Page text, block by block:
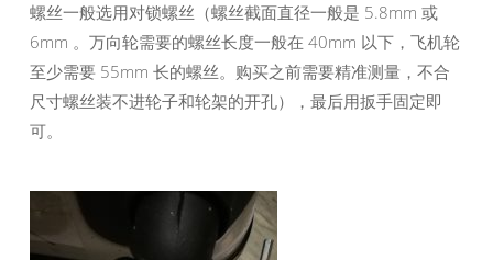
螺丝一般选用对锁螺丝（螺丝截面直径一般是 5.8mm 或
6mm 。万向轮需要的螺丝长度一般在 40mm 以下，飞机轮
至少需要 55mm 长的螺丝。购买之前需要精准测量，不合
尺寸螺丝装不进轮子和轮架的开孔），最后用扳手固定即
可。